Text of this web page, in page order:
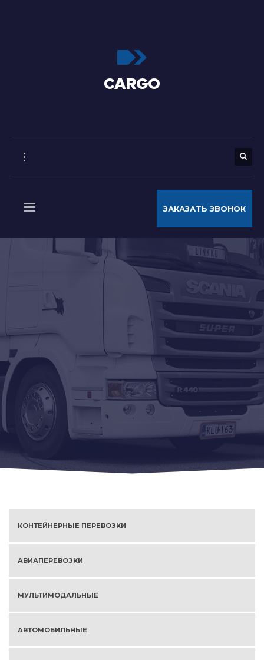
ЗАКАЗАТЬ ЗВОНОК
КОНТЕЙНЕРНЫЕ ПЕРЕВОЗКИ
АВИАПЕРЕВОЗКИ
МУЛЬТИМОДАЛЬНЫЕ
АВТОМОБИЛЬНЫЕ